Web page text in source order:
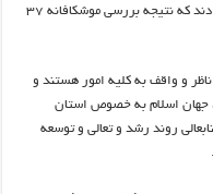
طبسی در ۷ بند نکات مهمی را مورد اشاره قرار دادند که نتیجه بررسی موشکافانه ۳۷
و واقف به کلیه امور هستند و
جهان اسلام به خصوص استان
روند رشد و تعالی و توسعه